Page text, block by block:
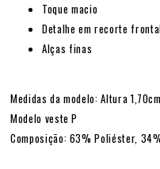
Toque macio
Detalhe em recorte
Alças finas
Medidas da modelo: Altura
Modelo veste P
Composição: 63% Poliéster,